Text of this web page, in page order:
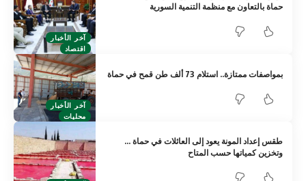
آخر الأخبار
اقتصاد
حماة بالتعاون مع منظمة التنمية السورية
آخر الأخبار
محليات
بمواصفات ممتازة.. استلام 73 ألف طن قمح في حماة
طقس إعداد المونة يعود إلى العائلات في حماة …
وتخزين كمياتها حسب المتاح